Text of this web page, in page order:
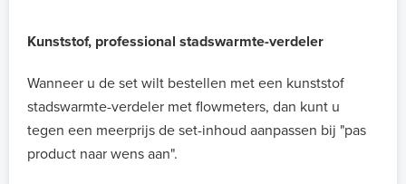
Kunststof, professional stadswarmte-verdeler
Wanneer u de set wilt bestellen met een kunststof
stadswarmte-verdeler met flowmeters, dan kunt u
tegen een meerprijs de set-inhoud aanpassen bij "pas
product naar wens aan".